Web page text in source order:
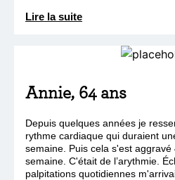
Lire la suite
Annie, 64 ans
Depuis quelques années je
rythme cardiaque qui duraient
semaine. Puis cela s'est aggravé
semaine. C'était de l’arythmie.
palpitations quotidiennes